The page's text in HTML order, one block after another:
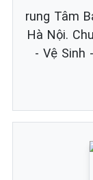
rung Tâm
Hà Nội.
- Vệ Sinh